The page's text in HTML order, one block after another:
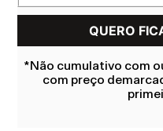
*Não cumulativo com
com preço